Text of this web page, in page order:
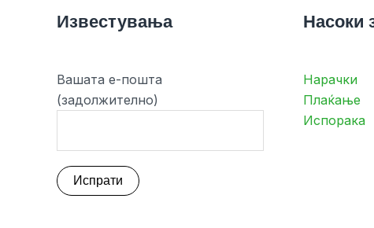
Известувања
Вашата е-пошта
(задолжително)
Насоки
Нарачки
Плаќање
Испорака